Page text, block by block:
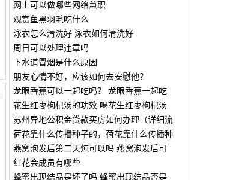
网上可以做哪些网络兼职
观赏鱼黑羽毛吃什么
泳衣怎么清洗好 泳衣如何清洗好
周日可以处理违章吗
下水道冒烟是什么原因
朋友心情不好，应该如何去安慰他？
龙眼香蕉可以一起吃吗？ 龙眼香蕉一起吃
花生红枣枸杞汤的功效 喝花生红枣枸杞汤
苏州异地公积金贷款买房如何办理（详细流
荷花靠什么传播种子的，荷花靠什么传播种
燕窝泡发后第二天炖可以吗 燕窝泡发后可
红花会成员有哪些
蜂蜜出现结晶是坏了吗 蜂蜜出现结晶否是